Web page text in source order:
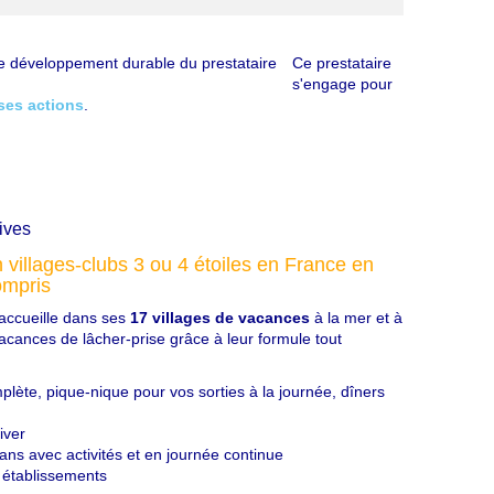
Ce prestataire
s'engage pour
actions.
villages-clubs 3 ou 4 étoiles en France en
dans ses17 villages de vacances à la mer et à
de lâcher-prise grâce à leur formule tout
pique-nique pour vos sorties à la journée, dîners
avec activités et en journée continue